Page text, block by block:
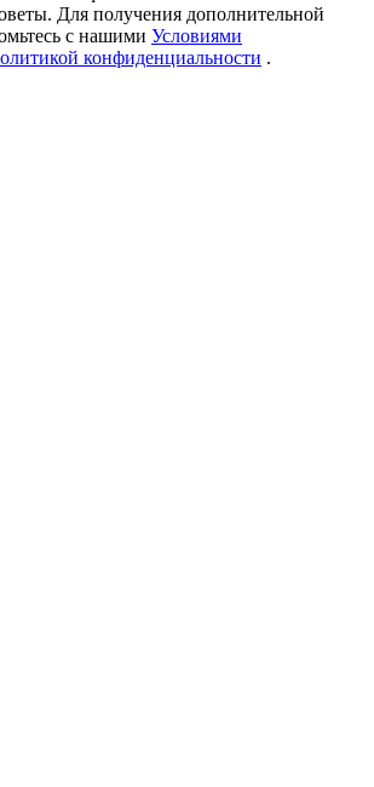
Staking | Daily Rewards
Для получения дополнительной
с нашими Условиями
конфиденциальности .